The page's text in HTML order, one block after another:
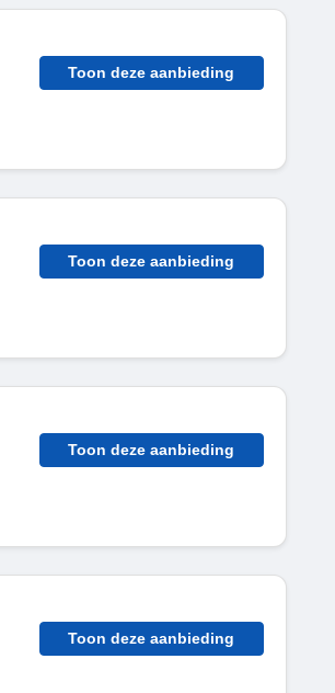
Toon deze aanbieding
Toon deze aanbieding
Toon deze aanbieding
Toon deze aanbieding